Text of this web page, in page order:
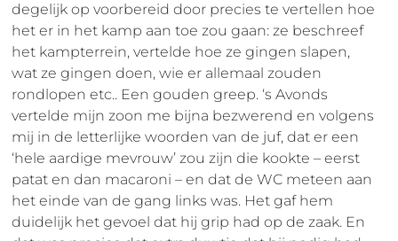
degelijk op voorbereid door precies te vertellen hoe
het er in het kamp aan toe zou gaan: ze beschreef
het kampterrein, vertelde hoe ze gingen slapen,
wat ze gingen doen, wie er allemaal zouden
rondlopen etc.. Een gouden greep. ‘s Avonds
vertelde mijn zoon me bijna bezwerend en volgens
mij in de letterlijke woorden van de juf, dat er een
‘hele aardige mevrouw’ zou zijn die kookte – eerst
patat en dan macaroni – en dat de WC meteen aan
het einde van de gang links was. Het gaf hem
duidelijk het gevoel dat hij grip had op de zaak. En